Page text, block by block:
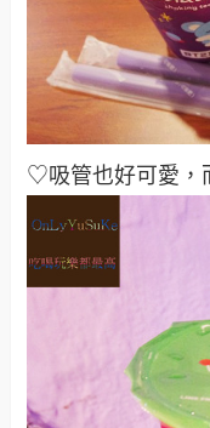
♡吸管也好可愛，